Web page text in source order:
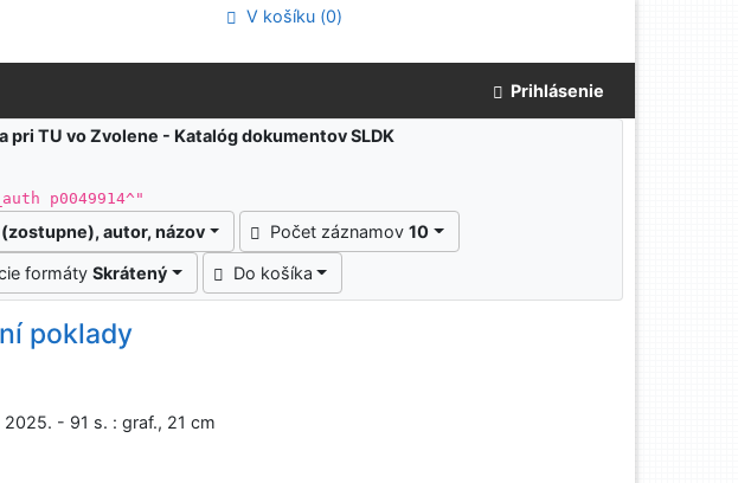
V košíku (0)
Prihlásenie
pri TU vo Zvolene - Katalóg dokumentov SLDK
p0049914^"
autor, názov Počet záznamov10
formátySkrátený Do košíka
poklady
2025. - 91 s. : graf., 21 cm